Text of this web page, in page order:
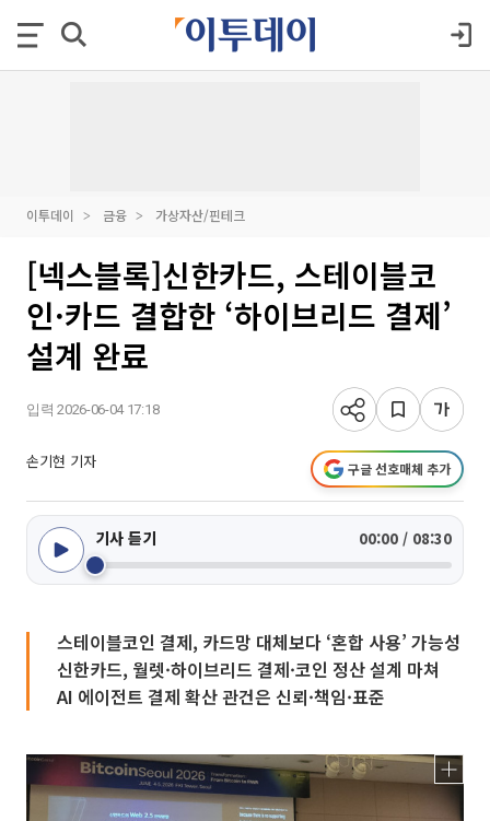
이투데이 금융 가상자산/핀테크
[넥스블록]신한카드, 스테이블코
인·카드 결합한 ‘하이브리드 결제’
설계 완료
입력 2026-06-04 17:18
손기현 기자 구글 선호매체 추가
기사 듣기 00:00 / 08:30
스테이블코인 결제, 카드망 대체보다 ‘혼합 사용’ 가능성
신한카드, 월렛·하이브리드 결제·코인 정산 설계 마쳐
AI 에이전트 결제 확산 관건은 신뢰·책임·표준